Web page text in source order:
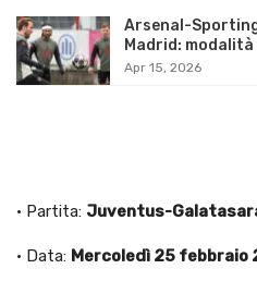
Arsenal-Sporting
Madrid: modalità
Apr 15, 2026
· Partita: Juventus-
· Data: Mercoledì 25 febbraio